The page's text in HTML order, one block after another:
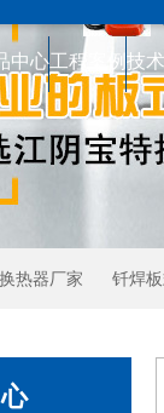
中心工程案例 技
热器厂家 钎焊